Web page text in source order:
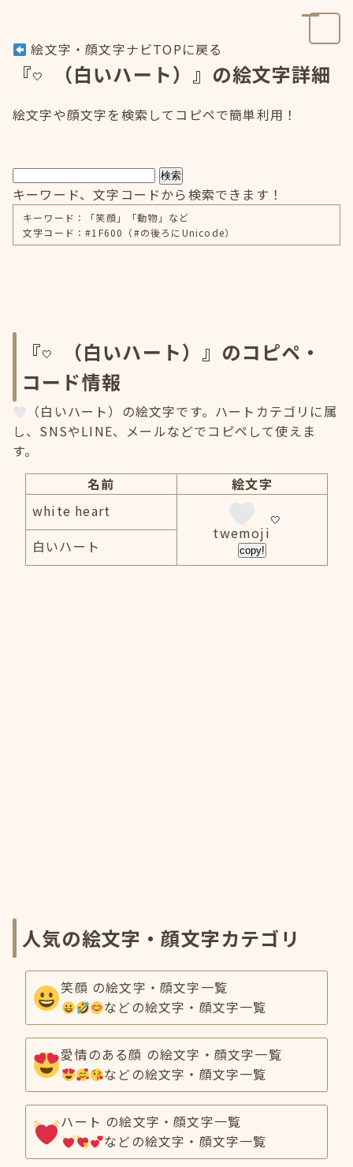
絵文字・顔文字ナビTOPに戻る
『 （白いハート）』の絵文字詳細
絵文字や顔文字を検索してコピペで簡単利用！
検索
キーワード、文字コードから検索できます！
キーワード：「笑顔」「動物」など
文字コード：#1F600（#の後ろにUnicode）
『
（白いハート）』のコピペ・
コード情報
（白いハート）の絵文字です。ハートカテゴリに属
し、SNSやLINE、メールなどでコピペして使えま
す。
名前
絵文字
white heart
twemoji
copy!
白いハート
人気の絵文字・顔文字カテゴリ
笑顔 の絵文字・顔文字一覧
などの絵文字・顔文字一覧
愛情のある顔 の絵文字・顔文字一覧
などの絵文字・顔文字一覧
ハート の絵文字・顔文字一覧
などの絵文字・顔文字一覧